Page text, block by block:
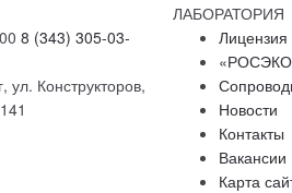
8 (343) 305-03-
ул. Конструкторов,
ЛАБОРАТОРИЯ
Лицензия
Новости
Контакты
Вакансии
Карта